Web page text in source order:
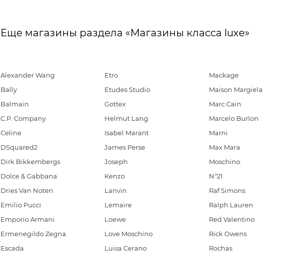
Еще магазины раздела «Магазины класса luxe»
Alexander Wang
Bally
Balmain
C.P. Company
Celine
DSquared2
Dirk Bikkembergs
Dolce & Gabbana
Dries Van Noten
Emilio Pucci
Emporio Armani
Ermenegildo Zegna
Escada
Etro
Etudes Studio
Gottex
Helmut Lang
Isabel Marant
James Perse
Joseph
Kenzo
Lanvin
Lemaire
Loewe
Love Moschino
Luisa Cerano
Mackage
Maison Margiela
Marc Cain
Marcelo Burlon
Marni
Max Mara
Moschino
N°21
Raf Simons
Ralph Lauren
Red Valentino
Rick Owens
Rochas